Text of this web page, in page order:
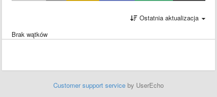
Ostatnia aktualizacja
Brak wątków
Customer support service by UserEcho